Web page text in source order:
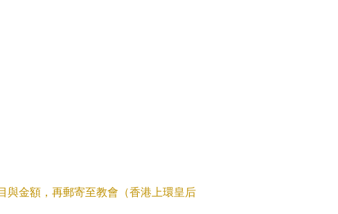
與金額，再郵寄至教會（香港上環皇后